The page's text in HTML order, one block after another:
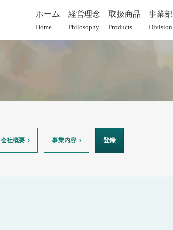
ホーム
Home
経営理念
Philosophy
取扱商品
Products
事業部
Division
会社概要 事業内容 登録